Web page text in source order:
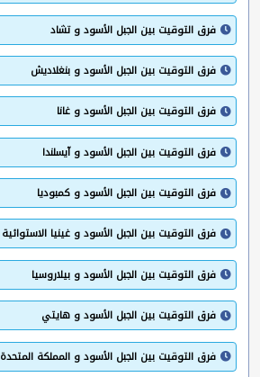
فرق التوقيت بين الجبل الأسود و تشاد
فرق التوقيت بين الجبل الأسود و بنغلاديش
فرق التوقيت بين الجبل الأسود و غانا
فرق التوقيت بين الجبل الأسود و آيسلندا
فرق التوقيت بين الجبل الأسود و كمبوديا
فرق التوقيت بين الجبل الأسود و غينيا الاستوائية
فرق التوقيت بين الجبل الأسود و بيلاروسيا
فرق التوقيت بين الجبل الأسود و هايتي
فرق التوقيت بين الجبل الأسود و المملكة المتحدة